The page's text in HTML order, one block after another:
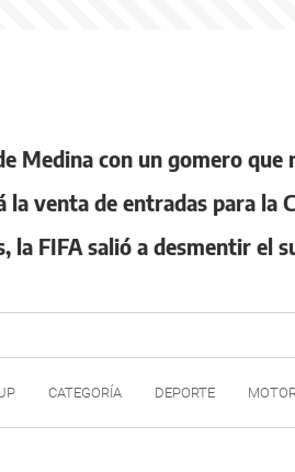
Medina con un gomero
la venta de entradas para la
la FIFA salió a desmentir
CATEGORÍA DEPORTE